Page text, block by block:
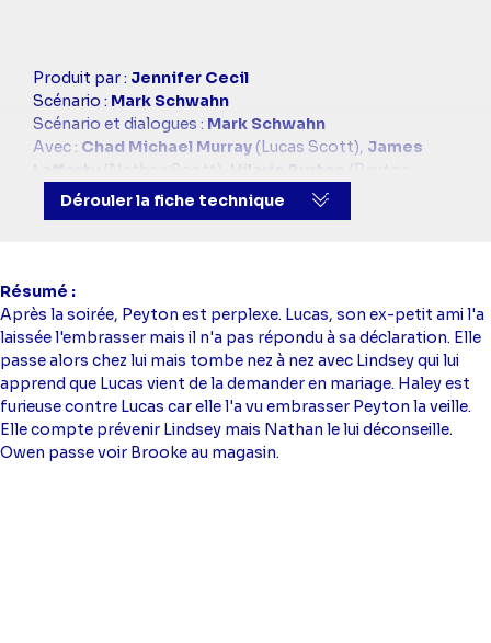
Casting
simba
Produit par : Jennifer Cecil
Scénario : Mark Schwahn
Scénario et dialogues : Mark Schwahn
Avec : Chad Michael Murray (Lucas Scott), James
(Nathan Scott),
(Peyton
Sawyer),
Sophia Bush (Brooke Davis),
Paul Johanson
Dérouler la fiche technique
Résumé
Après la soirée, Peyton est perplexe. Lucas, son ex-petit ami l'a
laissée l'embrasser mais il n'a pas répondu à sa déclaration. Elle
passe alors chez lui mais tombe nez à nez avec Lindsey qui lui
apprend que Lucas vient de la demander en mariage. Haley est
furieuse contre Lucas car elle l'a vu embrasser Peyton la veille.
Elle compte prévenir Lindsey mais Nathan le lui déconseille.
Owen passe voir Brooke au magasin.